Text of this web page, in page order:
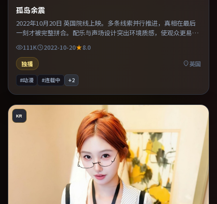
孤岛余震
2022年10月20日 英国院线上映。多条线索并行推进，真相在最后
一刻才被完整拼合。配乐与声场设计突出环境质感，使观众更易沉
浸其中。既有类型片爽感，也保留作者表达，口碑潜力不俗。
111K 2022-10-20
8.0
独播
英国
#动漫 #连载中 +2
KR